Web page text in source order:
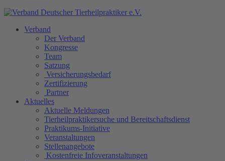
Verband
Der Verband
Kongresse
Team
Satzung
Versicherungsbedarf
Zertifizierung
Partner
Aktuelles
Aktuelle Meldungen
Tierheilpraktikersuche und Bereitschaftsdienst
Praktikums-Initiative
Veranstaltungen
Stellenangebote
Kostenfreie Infoveranstaltungen